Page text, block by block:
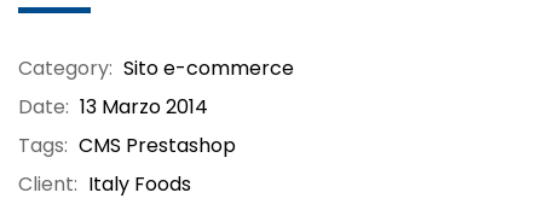
Category: Sito e-commerce
Date: 13 Marzo 2014
Tags: CMS Prestashop
Client: Italy Foods